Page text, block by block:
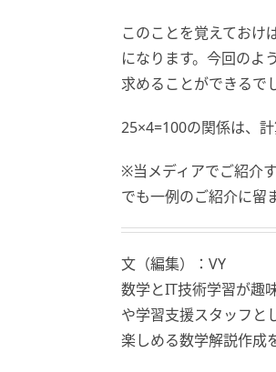
このことを覚えておけ
になります。今回のよ
求めることができるで
25×4=100の関係は、
※当メディアでご紹介
でも一例のご紹介に留
文（編集）：VY
数学とIT技術学習が趣
や学習支援スタッフと
楽しめる数学解説作成